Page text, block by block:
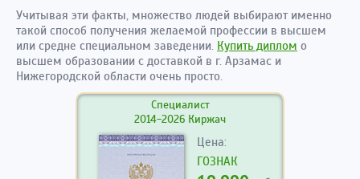
Учитывая эти факты, множество людей выбирают именно
такой способ получения желаемой профессии в высшем
или средне специальном заведении. Купить диплом о
высшем образовании с доставкой в г. Арзамас и
Нижегородской области очень просто.
Специалист
2014-2026 Киржач
Цена:
ГОЗНАК